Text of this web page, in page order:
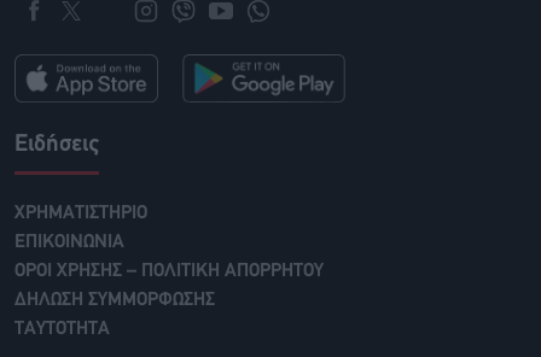
Ειδήσεις
ΧΡΗΜΑΤΙΣΤΗΡΙΟ
ΕΠΙΚΟΙΝΩΝΙΑ
ΟΡΟΙ ΧΡΗΣΗΣ – ΠΟΛΙΤΙΚΗ ΑΠΟΡΡΗΤΟΥ
ΔΗΛΩΣΗ ΣΥΜΜΟΡΦΩΣΗΣ
ΤΑΥΤΟΤΗΤΑ